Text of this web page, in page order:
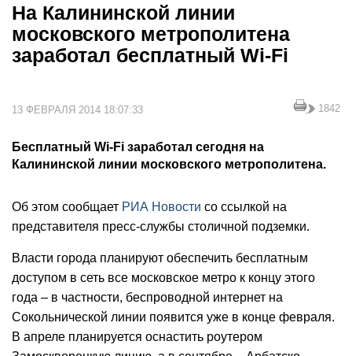
На Калининской линии
московского метрополитена
заработал бесплатный Wi-Fi
13 ФЕВРАЛЯ 2014 18:07:33 1842
Бесплатный Wi-Fi заработал сегодня на
Калининской линии московского метрополитена.
Об этом сообщает РИА Новости со ссылкой на
представителя пресс-службы столичной подземки.
Власти города планируют обеспечить бесплатным
доступом в сеть все московское метро к концу этого
года – в частности, беспроводной интернет на
Сокольнической линии появится уже в конце февраля.
В апреле планируется оснастить роутером